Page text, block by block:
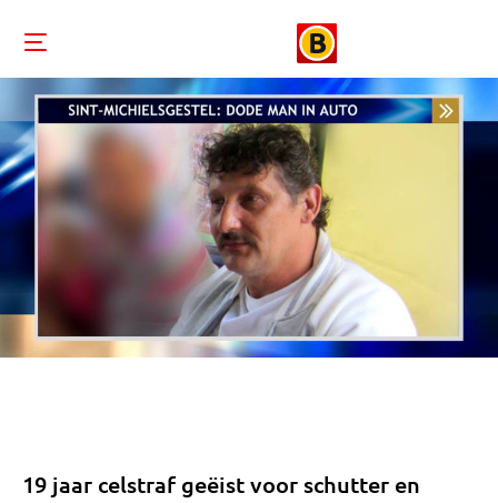
19 jaar celstraf geëist voor schutter en